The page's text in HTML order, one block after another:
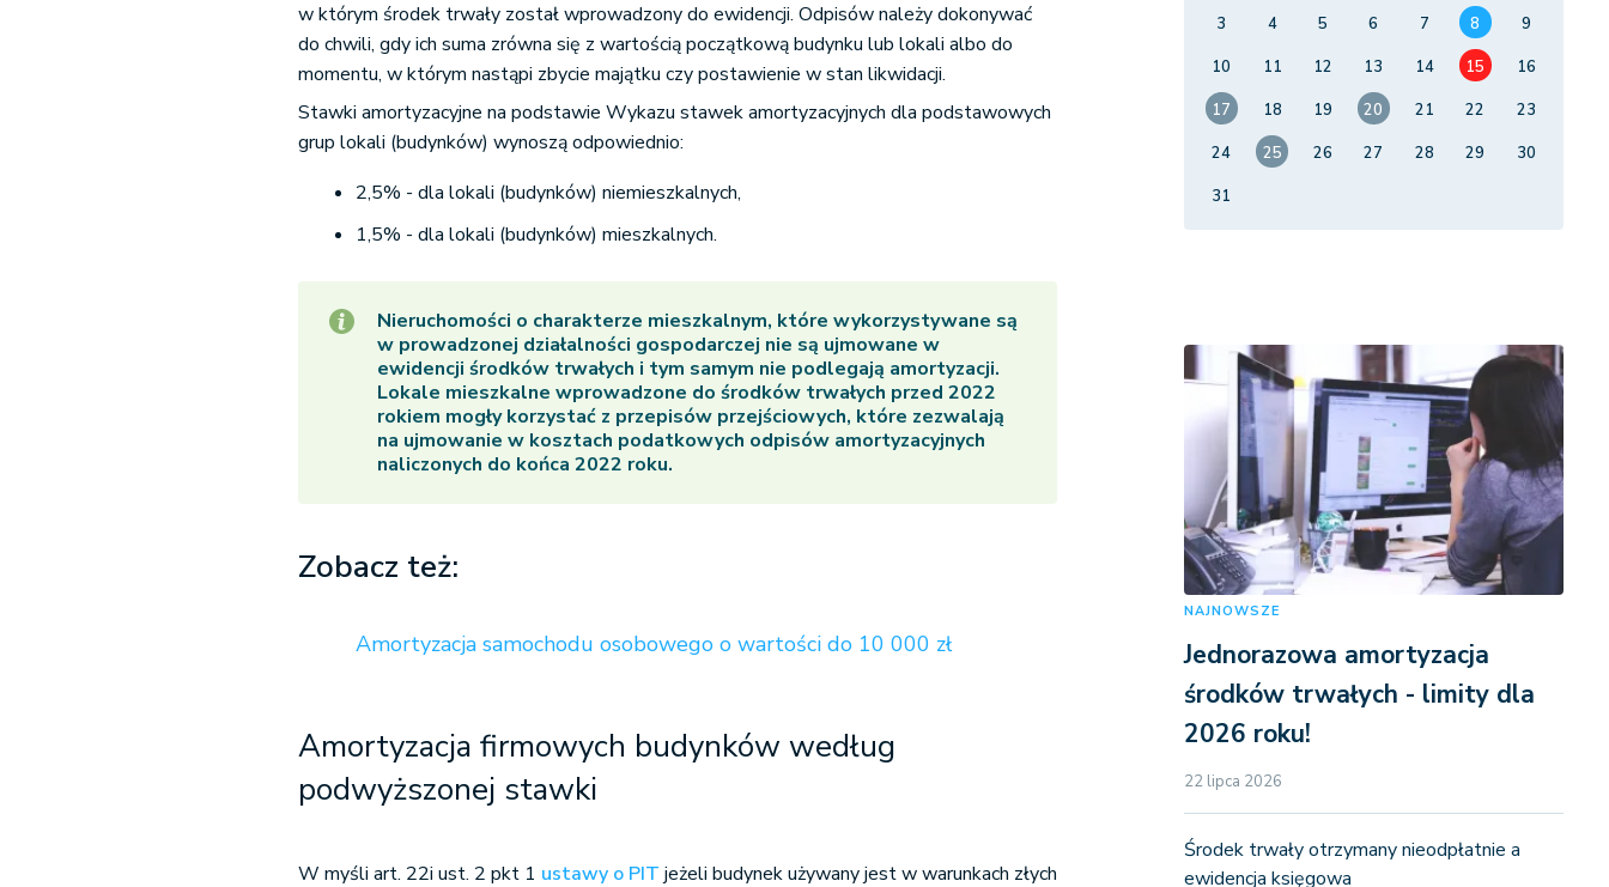
w którym środek trwały został wprowadzony do ewidencji. Odpisów należy dokonywać
do chwili, gdy ich suma zrówna się z wartością początkową budynku lub lokali albo do
momentu, w którym nastąpi zbycie majątku czy postawienie w stan likwidacji.
Stawki amortyzacyjne na podstawie Wykazu stawek amortyzacyjnych dla podstawowych
grup lokali (budynków) wynoszą odpowiednio:
2,5% - dla lokali (budynków) niemieszkalnych,
1,5% - dla lokali (budynków) mieszkalnych.
Nieruchomości o charakterze mieszkalnym, które wykorzystywane są
w prowadzonej działalności gospodarczej nie są ujmowane w
ewidencji środków trwałych i tym samym nie podlegają amortyzacji.
Lokale mieszkalne wprowadzone do środków trwałych przed 2022
rokiem mogły korzystać z przepisów przejściowych, które zezwalają
na ujmowanie w kosztach podatkowych odpisów amortyzacyjnych
naliczonych do końca 2022 roku.
Zobacz też:
Amortyzacja samochodu osobowego o wartości do 10 000 zł
Amortyzacja firmowych budynków według
podwyższonej stawki
W myśli art. 22i ust. 2 pkt 1 ustawy o PIT jeżeli budynek używany jest w warunkach złych
3
4 5 6 7 8
9
10
11 12 13 14 15
16
17
18 19 20 21 22
23
24
25 26 27 28 29
30
31
NAJNOWSZE
Jednorazowa amortyzacja
środków trwałych - limity dla
2026 roku!
22 lipca 2026
Środek trwały otrzymany nieodpłatnie a
ewidencja księgowa